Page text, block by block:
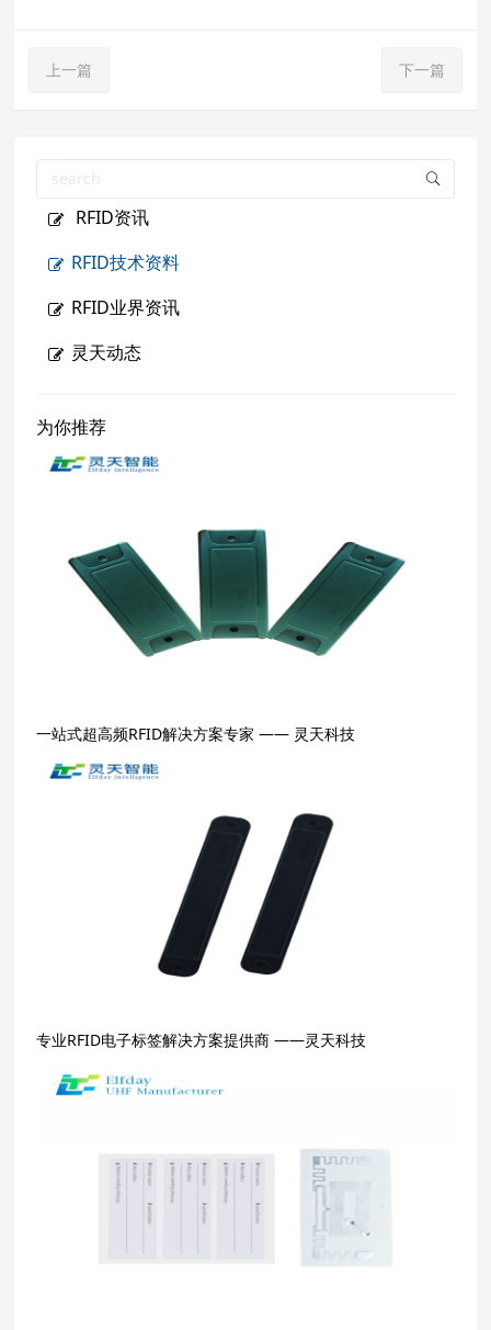
上一篇 下一篇
RFID资讯
RFID技术资料
RFID业界资讯
灵天动态
为你推荐
一站式超高频RFID解决方案专家 —— 灵天科技
专业RFID电子标签解决方案提供商 ——灵天科技